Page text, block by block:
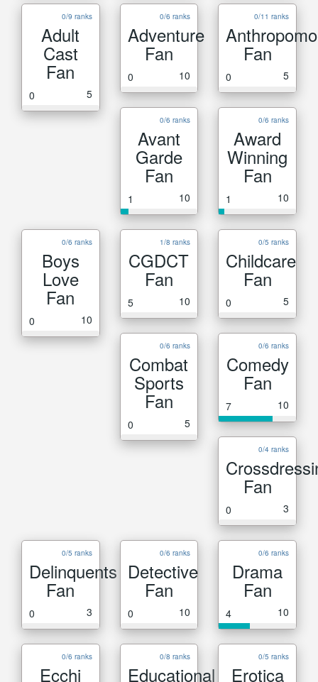
0/9 ranks
Adult
Cast
Fan
0 5
0/6 ranks
Adventure
Fan
0 10
0/11 ranks
Fan
0 5
0/6 ranks
Avant
Garde
Fan
1 10
0/6 ranks
Award
Winning
Fan
1 10
0/6 ranks
Boys
Love
Fan
0 10
1/8 ranks
CGDCT
Fan
5 10
0/5 ranks
Childcare
Fan
0 5
0/6 ranks
Combat
Sports
Fan
0 5
0/6 ranks
Comedy
Fan
7 10
0/4 ranks
Fan
0 3
0/5 ranks
Delinquents
Fan
0 3
0/6 ranks
Detective
Fan
0 10
0/6 ranks
Drama
Fan
4 10
0/6 ranks
Ecchi
0/8 ranks
Educational
0/5 ranks
Erotica